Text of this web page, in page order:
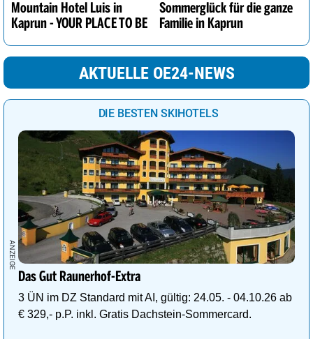
Mountain Hotel Luis in
Kaprun - YOUR PLACE TO BE
Sommerglück für die ganze
Familie in Kaprun
AKTUELLE OE24-NEWS
DIE BESTEN SKIHOTELS
Das Gut Raunerhof-Extra
3 ÜN im DZ Standard mit AI, gültig: 24.05. - 04.10.26 ab
€ 329,- p.P. inkl. Gratis Dachstein-Sommercard.